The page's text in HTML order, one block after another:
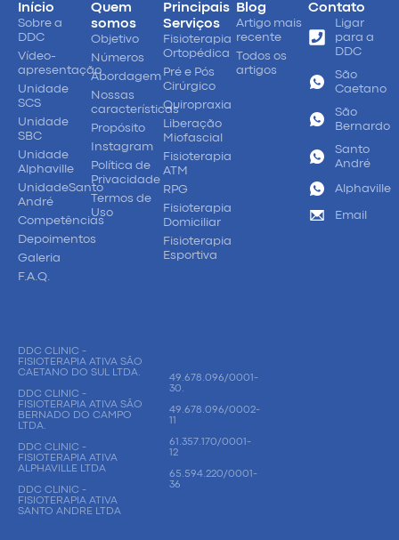
Início
Sobre a
DDC
Vídeo-
apresentação
Unidade
SCS
Unidade
SBC
Unidade
Alphaville
UnidadeSanto
André
Competências
Depoimentos
Galeria
F.A.Q.
Quem
somos
Objetivo
Números
Abordagem
Nossas
características
Propósito
Instagram
Política de
Privacidade
Termos de
Uso
Principais
Serviços
Fisioterapia
Ortopédica
Pré e Pós
Cirúrgico
Quiropraxia
Liberação
Miofascial
Fisioterapia
ATM
RPG
Fisioterapia
Domiciliar
Fisioterapia
Esportiva
Blog
Artigo mais
recente
Todos os
artigos
Contato
Ligar
para a
DDC
São
Caetano
São
Bernardo
Santo
André
Alphaville
Email
DDC CLINIC -
FISIOTERAPIA ATIVA SÃO
CAETANO DO SUL LTDA.
DDC CLINIC -
FISIOTERAPIA ATIVA SÃO
BERNADO DO CAMPO
LTDA.
DDC CLINIC -
FISIOTERAPIA ATIVA
ALPHAVILLE LTDA
DDC CLINIC -
FISIOTERAPIA ATIVA
SANTO ANDRE LTDA
49.678.096/0001-
30.
49.678.096/0002-
11
61.357.170/0001-
12
65.594.220/0001-
36